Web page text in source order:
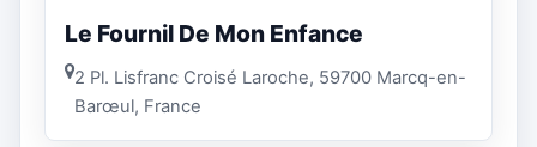
Le Fournil De Mon Enfance
2 Pl. Lisfranc Croisé Laroche, 59700 Marcq-en-
Barœul, France